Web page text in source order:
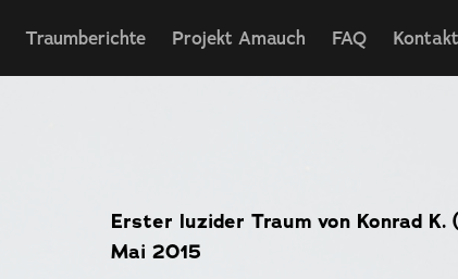
Traumberichte Projekt Amauch FAQ Kontakt
Erster luzider Traum von Konrad K.
Mai 2015